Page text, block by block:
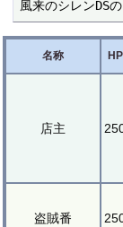
風来のシレンDS
名称 HP
店主
盗賊番